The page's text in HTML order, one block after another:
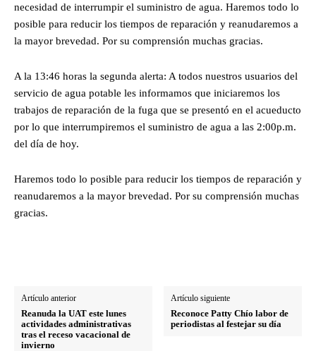
necesidad de interrumpir el suministro de agua. Haremos todo lo
posible para reducir los tiempos de reparación y reanudaremos a
la mayor brevedad. Por su comprensión muchas gracias.
A la 13:46 horas la segunda alerta: A todos nuestros usuarios del
servicio de agua potable les informamos que iniciaremos los
trabajos de reparación de la fuga que se presentó en el acueducto
por lo que interrumpiremos el suministro de agua a las 2:00p.m.
del día de hoy.
Haremos todo lo posible para reducir los tiempos de reparación y
reanudaremos a la mayor brevedad. Por su comprensión muchas
gracias.
Artículo anterior
Reanuda la UAT este lunes
actividades administrativas
tras el receso vacacional de
invierno
Artículo siguiente
Reconoce Patty Chío labor de
periodistas al festejar su día